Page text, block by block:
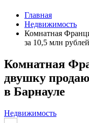
Главная
Недвижимость
Комнатная
за 10,5 млн
Комнатная
двушку
в Барнауле
Недвижимость